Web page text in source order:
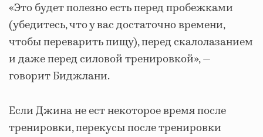
«Это будет полезно есть перед пробежками
(убедитесь, что у вас достаточно времени,
чтобы переварить пищу), перед скалолазанием
и даже перед силовой тренировкой», —
говорит Биджлани.
Если Джина не ест некоторое время после
тренировки, перекусы после тренировки